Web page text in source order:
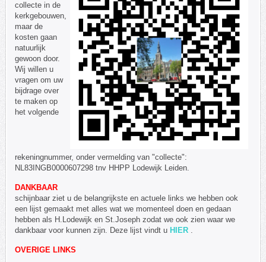
collecte in de
kerkgebouwen,
maar de
kosten gaan
natuurlijk
gewoon door.
Wij willen u
vragen om uw
bijdrage over
te maken op
het volgende
rekeningnummer, onder vermelding van "collecte":
NL83INGB0000607298 tnv HHPP Lodewijk Leiden.
DANKBAAR
schijnbaar ziet u de belangrijkste en actuele links we hebben ook
een lijst gemaakt met alles wat we momenteel doen en gedaan
hebben als H.Lodewijk en St.Joseph zodat we ook zien waar we
dankbaar voor kunnen zijn. Deze lijst vindt u HIER .
OVERIGE LINKS